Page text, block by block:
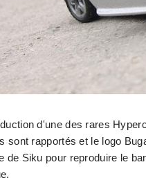
d'une des rares
sont rapportés et le logo
de Siku pour reproduire le